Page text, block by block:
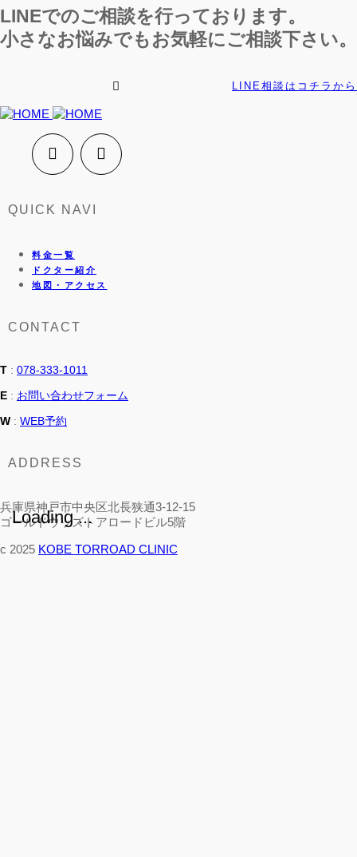
Loading ...
LINEでのご相談を行っております。
小さなお悩みでもお気軽にご相談下さい。
LINE相談はコチラから
QUICK NAVI
料金一覧
ドクター紹介
地図・アクセス
CONTACT
T : 078-333-1011
E : お問い合わせフォーム
W : WEB予約
ADDRESS
兵庫県神戸市中央区北長狭通3-12-15
ゴールドウッズトアロードビル5階
c 2025 KOBE TORROAD CLINIC